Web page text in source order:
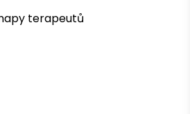
psychosocialních studií.